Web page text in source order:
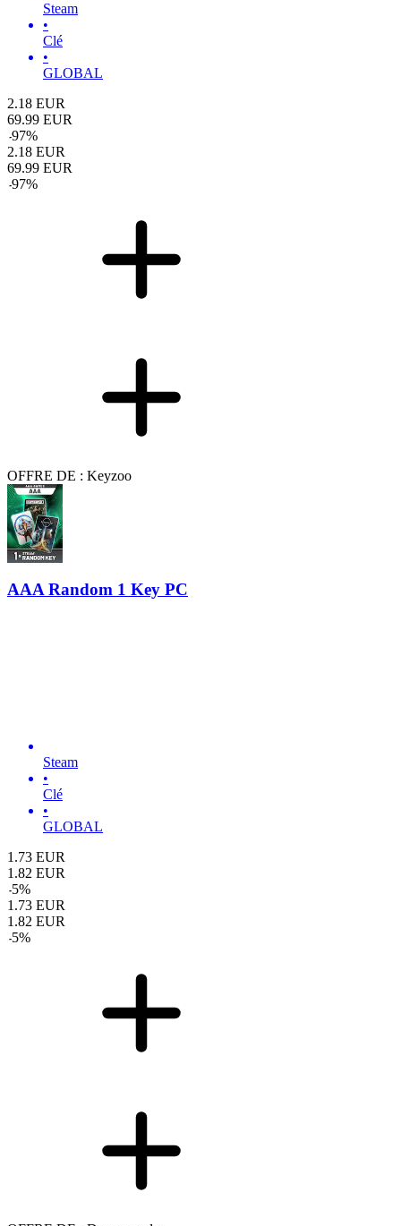
Steam
•
Clé
•
GLOBAL
2.18 EUR
69.99 EUR
-97%
2.18 EUR
69.99 EUR
-97%
OFFRE DE : Keyzoo
AAA Random 1 Key PC
Steam
•
Clé
•
GLOBAL
1.73 EUR
1.82 EUR
-5%
1.73 EUR
1.82 EUR
-5%